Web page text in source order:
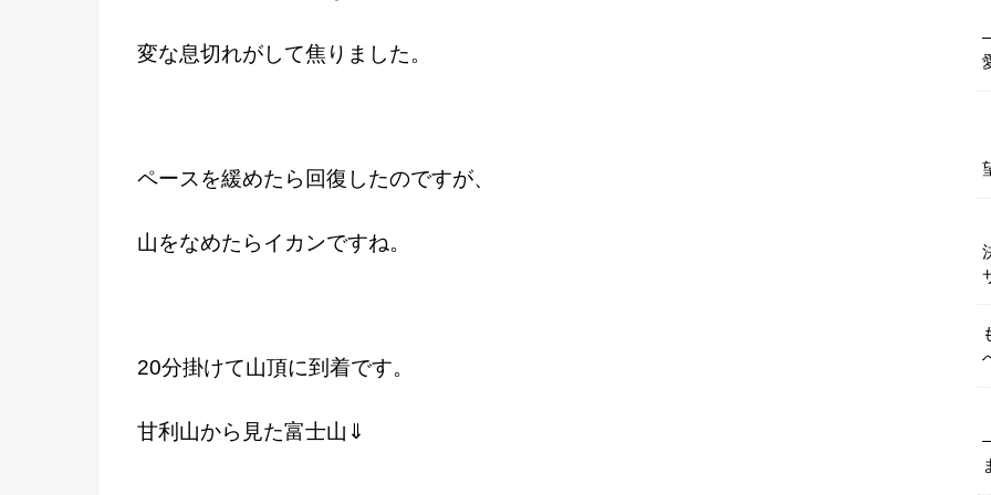
変な息切れがして焦りました。
ペースを緩めたら回復したのですが、
山をなめたらイカンですね。
20分掛けて山頂に到着です。
甘利山から見た富士山⇓